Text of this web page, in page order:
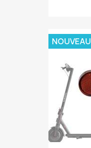
NOUVEAU